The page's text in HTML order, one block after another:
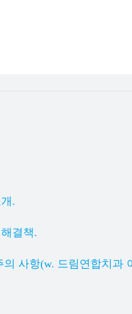
.
결책.
사항(w. 드림연합치과